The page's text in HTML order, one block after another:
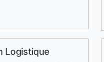
Logistique